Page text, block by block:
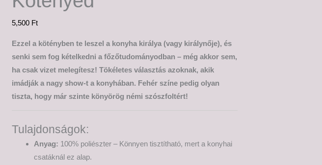
5,500 Ft
Ezzel a kötényben te leszel a konyha királya (vagy királynője), és
senki sem fog kételkedni a főzőtudományodban – még akkor sem,
ha csak vizet melegítesz! Tökéletes választás azoknak, akik
imádják a nagy show-t a konyhában. Fehér színe pedig olyan
tiszta, hogy már szinte könyörög némi szószfoltért!
Tulajdonságok:
Anyag: 100% poliészter – Könnyen tisztítható, mert a konyhai
csatáknál ez alap.